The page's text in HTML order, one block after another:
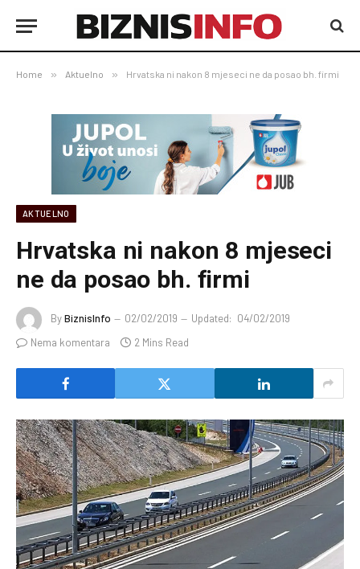
Home » Aktuelno » Hrvatska ni nakon 8 mjeseci ne da posao bh. firmi
AKTUELNO
Hrvatska ni nakon 8 mjeseci
ne da posao bh. firmi
ByBiznisInfo 02/02/2019 Updated: 04/02/2019
Nema komentara
2 Mins Read